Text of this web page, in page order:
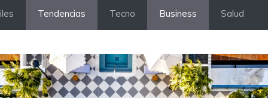
Tendencias Tecno Business Salud